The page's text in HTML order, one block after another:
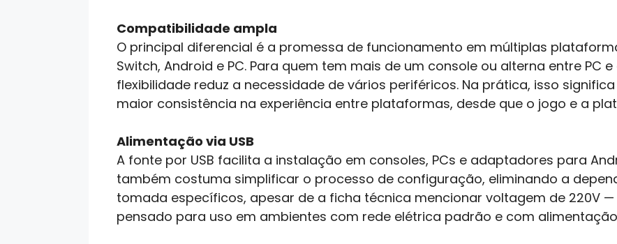
Compatibilidade ampla
O principal diferencial é a promessa de funcionamento em múltiplas
Switch, Android e PC. Para quem tem mais de um console ou alterna entre PC
flexibilidade reduz a necessidade de vários periféricos. Na prática, isso
maior consistência na experiência entre plataformas, desde que o jogo e a
Alimentação via USB
A fonte por USB facilita a instalação em consoles, PCs e adaptadores para
também costuma simplificar o processo de configuração, eliminando a
tomada específicos, apesar de a ficha técnica mencionar voltagem de 220V
pensado para uso em ambientes com rede elétrica padrão e com